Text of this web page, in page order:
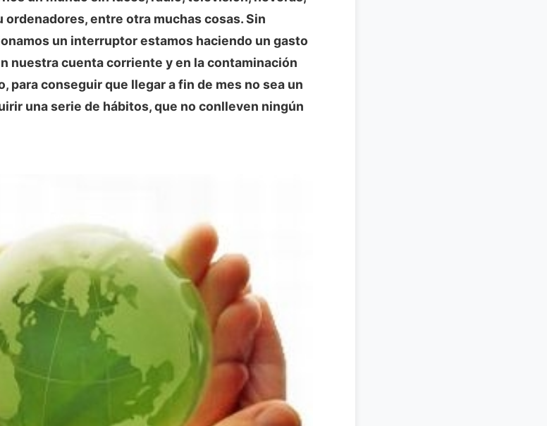
ordenadores, entre otra muchas cosas. Sin
un interruptor estamos haciendo un gasto
nuestra cuenta corriente y en la contaminación
para conseguir que llegar a fin de mes no sea un
una serie de hábitos, que no conlleven ningún